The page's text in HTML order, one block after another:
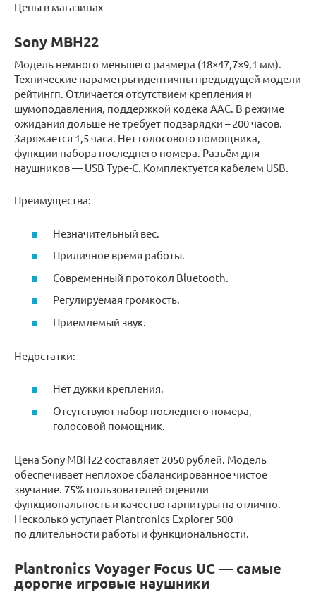
Цены в магазинах
Sony MBH22
Модель немного меньшего размера (18×47,7×9,1 мм).
Технические параметры идентичны предыдущей модели
рейтингп. Отличается отсутствием крепления и
шумоподавления, поддержкой кодека ААС. В режиме
ожидания дольше не требует подзарядки – 200 часов.
Заряжается 1,5 часа. Нет голосового помощника,
функции набора последнего номера. Разъём для
наушников — USB Type-C. Комплектуется кабелем USB.
Преимущества:
Незначительный вес.
Приличное время работы.
Современный протокол Bluetooth.
Регулируемая громкость.
Приемлемый звук.
Недостатки:
Нет дужки крепления.
Отсутствуют набор последнего номера,
голосовой помощник.
Цена Sony MBH22 составляет 2050 рублей. Модель
обеспечивает неплохое сбалансированное чистое
звучание. 75% пользователей оценили
функциональность и качество гарнитуры на отлично.
Несколько уступает Plantronics Explorer 500
по длительности работы и функциональности.
Plantronics Voyager Focus UC — самые
дорогие игровые наушники